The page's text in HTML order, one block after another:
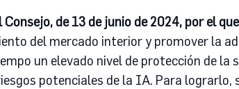
de 13 de junio de 2024, por el
del mercado interior y promover la
un elevado nivel de protección de la
potenciales de la IA. Para lograrlo,